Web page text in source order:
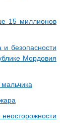
15 миллионов
и безопасности
Мордовия